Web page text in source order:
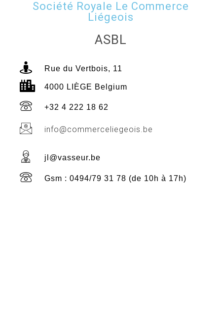
Société Royale Le Commerce
Liégeois
ASBL
Rue du Vertbois, 11
4000 LIÈGE Belgium
+32 4 222 18 62
info@commerceliegeois.be
jl@vasseur.be
Gsm : 0494/79 31 78 (de 10h à 17h)